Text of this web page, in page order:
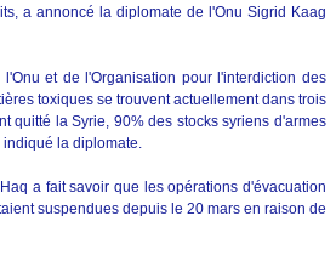
a annoncé la diplomate de l'Onu Sigrid Kaag
et de l'Organisation pour l'interdiction des
toxiques se trouvent actuellement dans trois
quitté la Syrie, 90% des stocks syriens d'armes
la diplomate.
a fait savoir que les opérations d'évacuation
suspendues depuis le 20 mars en raison de